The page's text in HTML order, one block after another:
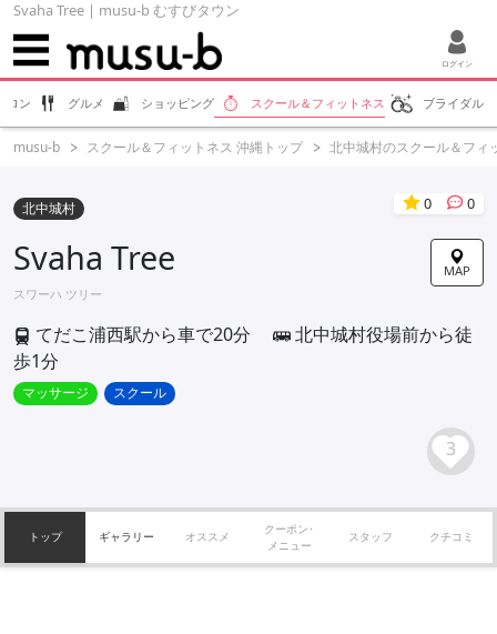
Svaha Tree | musu-b むすびタウン
ログイン
ロン グルメ ショッピング スクール＆フィットネス ブライダル
musu-b スクール＆フィットネス 沖縄トップ 北中城村のスクール＆フィ
北中城村 0 0
MAP
Svaha Tree
スワーハ ツリー
てだこ浦西駅から車で20分
北中城村役場前から徒
歩1分
マッサージ スクール
3
トップ ギャラリー オススメ
クーポン･
メニュー
スタッフ クチコミ